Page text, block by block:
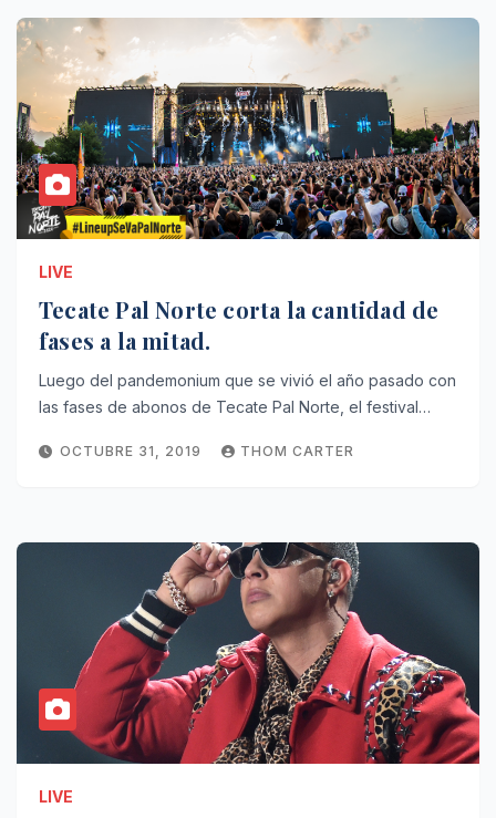
LIVE
Tecate Pal Norte corta la cantidad de
fases a la mitad.
Luego del pandemonium que se vivió el año pasado con
las fases de abonos de Tecate Pal Norte, el festival…
OCTUBRE 31, 2019 THOM CARTER
LIVE